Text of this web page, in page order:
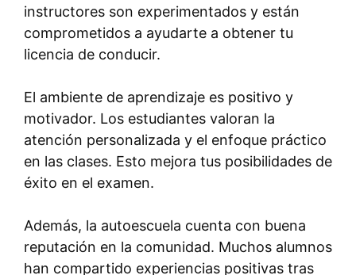
instructores son experimentados y están
comprometidos a ayudarte a obtener tu
licencia de conducir.
El ambiente de aprendizaje es positivo y
motivador. Los estudiantes valoran la
atención personalizada y el enfoque práctico
en las clases. Esto mejora tus posibilidades de
éxito en el examen.
Además, la autoescuela cuenta con buena
reputación en la comunidad. Muchos alumnos
han compartido experiencias positivas tras